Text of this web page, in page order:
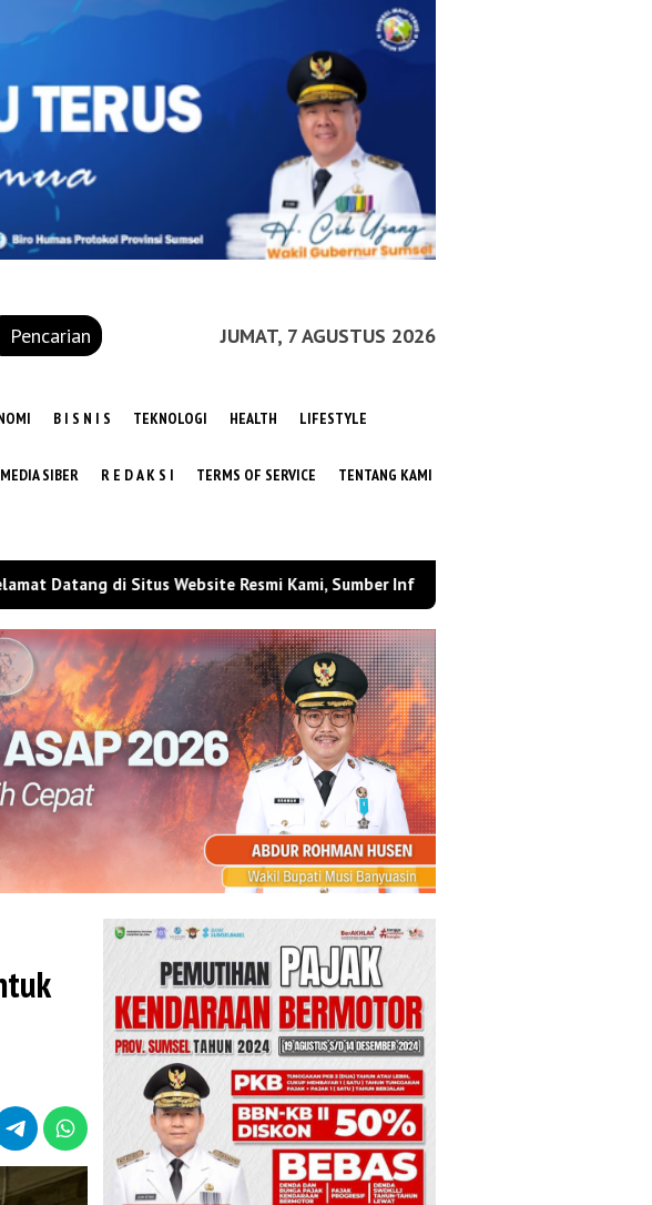
Pencarian JUMAT, 7 AGUSTUS 2026
B I S N I S TEKNOLOGI HEALTH LIFESTYLE
SIBER R E D A K S I TERMS OF SERVICE TENTANG KAMI
di Situs Website Resmi Kami, Sumber Informasi Berita Berbasis Digital Masa Kini